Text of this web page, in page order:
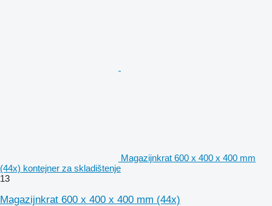
Magazijnkrat 600 x 400 x 400 mm
(44x) kontejner za skladištenje
13
Magazijnkrat 600 x 400 x 400 mm (44x)